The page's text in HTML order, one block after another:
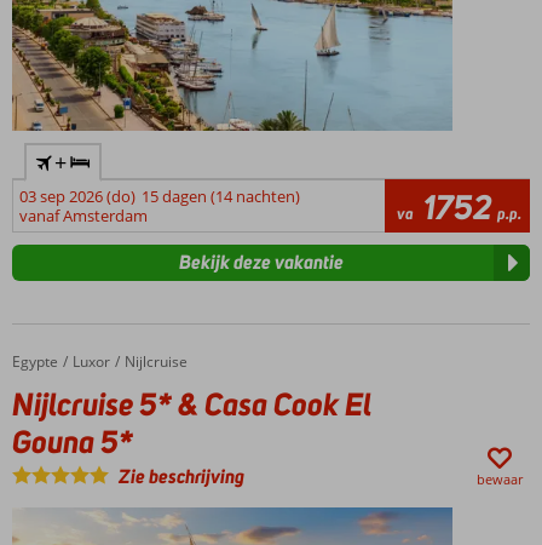
+
03 sep 2026 (do) 15 dagen (14 nachten)
vanaf Amsterdam
va 1752 p.p.
Bekijk deze vakantie
Home
Egypte Luxor Nijlcruise
Nijlcruise 5* & Casa Cook El Gouna 5*
Nijlcruise 5* & Casa Cook El
Gouna 5*
Zie beschrijving bewaar